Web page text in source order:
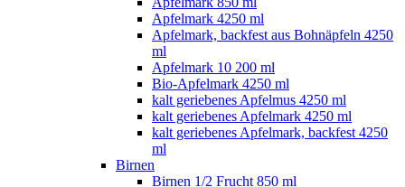
Apfelmark 4250 ml
Apfelmark, backfest aus Bohnäpfeln 4250
ml
Apfelmark 10 200 ml
Bio-Apfelmark 4250 ml
kalt geriebenes Apfelmus 4250 ml
kalt geriebenes Apfelmark 4250 ml
kalt geriebenes Apfelmark, backfest 4250
ml
Birnen
Birnen 1/2 Frucht 850 ml